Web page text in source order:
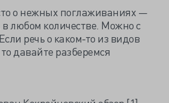
о нежных поглаживаниях —
в любом количестве. Можно с
речь о каком-то из видов
давайте разберемся